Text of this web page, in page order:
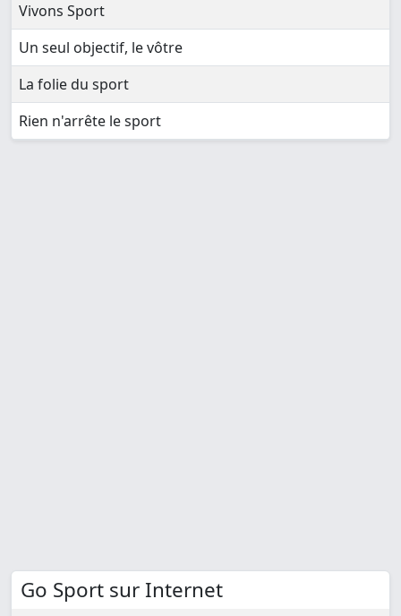
Vivons Sport
Un seul objectif, le vôtre
La folie du sport
Rien n'arrête le sport
Go Sport sur Internet